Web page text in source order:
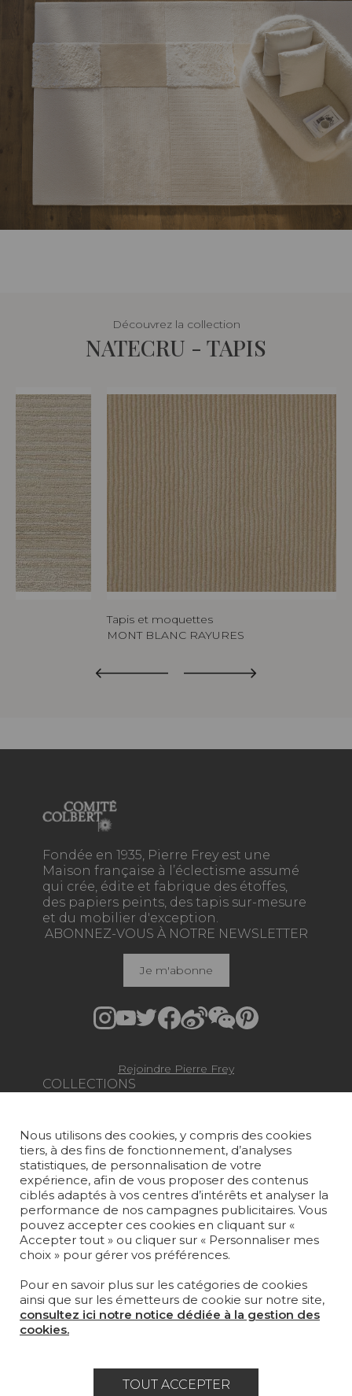
Découvrez la collection
NATECRU - TAPIS
Tapis et moquettes
MONT BLANC RAYURES
Fondée en 1935, Pierre Frey est une
Maison française à l’éclectisme assumé
qui crée, édite et fabrique des étoffes,
des papiers peints, des tapis sur-mesure
et du mobilier d'exception.
COLLECTIONS
PAPIERS PEINTS
TAPIS ET MOQUETTES
MOBILIER
PROJETS
SUR-MESURE
MAGAZINE
LA MAISON
ABONNEZ-VOUS À NOTRE NEWSLETTER
Je m'abonne
Rejoindre Pierre Frey
Nous utilisons des cookies, y compris des cookies
tiers, à des fins de fonctionnement, d’analyses
statistiques, de personnalisation de votre
expérience, afin de vous proposer des contenus
ciblés adaptés à vos centres d’intérêts et analyser la
performance de nos campagnes publicitaires. Vous
pouvez accepter ces cookies en cliquant sur «
Accepter tout » ou cliquer sur « Personnaliser mes
choix » pour gérer vos préférences.
Pour en savoir plus sur les catégories de cookies
ainsi que sur les émetteurs de cookie sur notre site,
consultez ici notre notice dédiée à la gestion des
cookies.
TOUT ACCEPTER